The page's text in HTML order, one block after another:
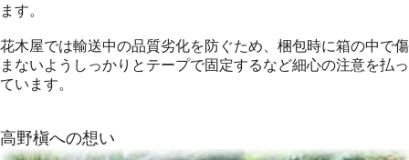
ます。
花木屋では輸送中の品質劣化を防ぐため、梱包時に箱の中で傷
まないようしっかりとテープで固定するなど細心の注意を払っ
ています。
高野槇への想い